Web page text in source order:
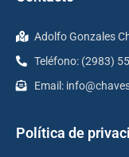
Adolfo Gonzales
Teléfono: (2983)
Email:
Política de